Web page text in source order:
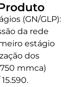
(GN/GLP):
da rede
estágio
dos
mmca)